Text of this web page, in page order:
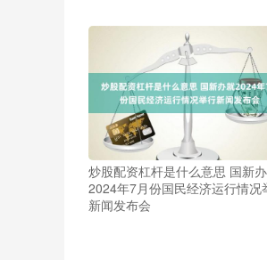
炒股配资杠杆是什么意思 国新
2024年7月份国民经济运行情况
新闻发布会